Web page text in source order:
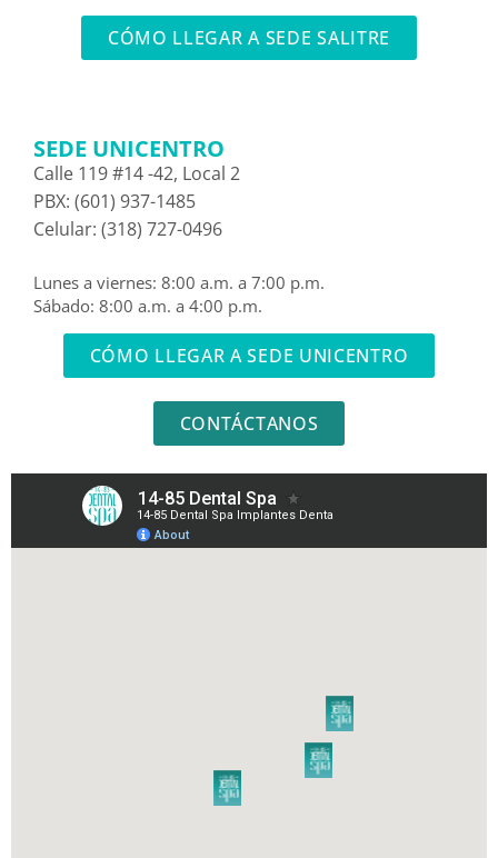
CÓMO LLEGAR A SEDE SALITRE
SEDE UNICENTRO
Calle 119 #14 -42, Local 2
PBX: (601) 937-1485
Celular: (318) 727-0496
Lunes a viernes: 8:00 a.m. a 7:00 p.m.
Sábado: 8:00 a.m. a 4:00 p.m.
CÓMO LLEGAR A SEDE UNICENTRO
CONTÁCTANOS